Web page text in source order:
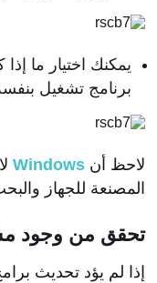
يمكنك اختيار ما
برنامج تشغيل
لاحظ أنWindows
المصنعة للجهاز
تحقق من وجود
إذا لم يؤد تحديث